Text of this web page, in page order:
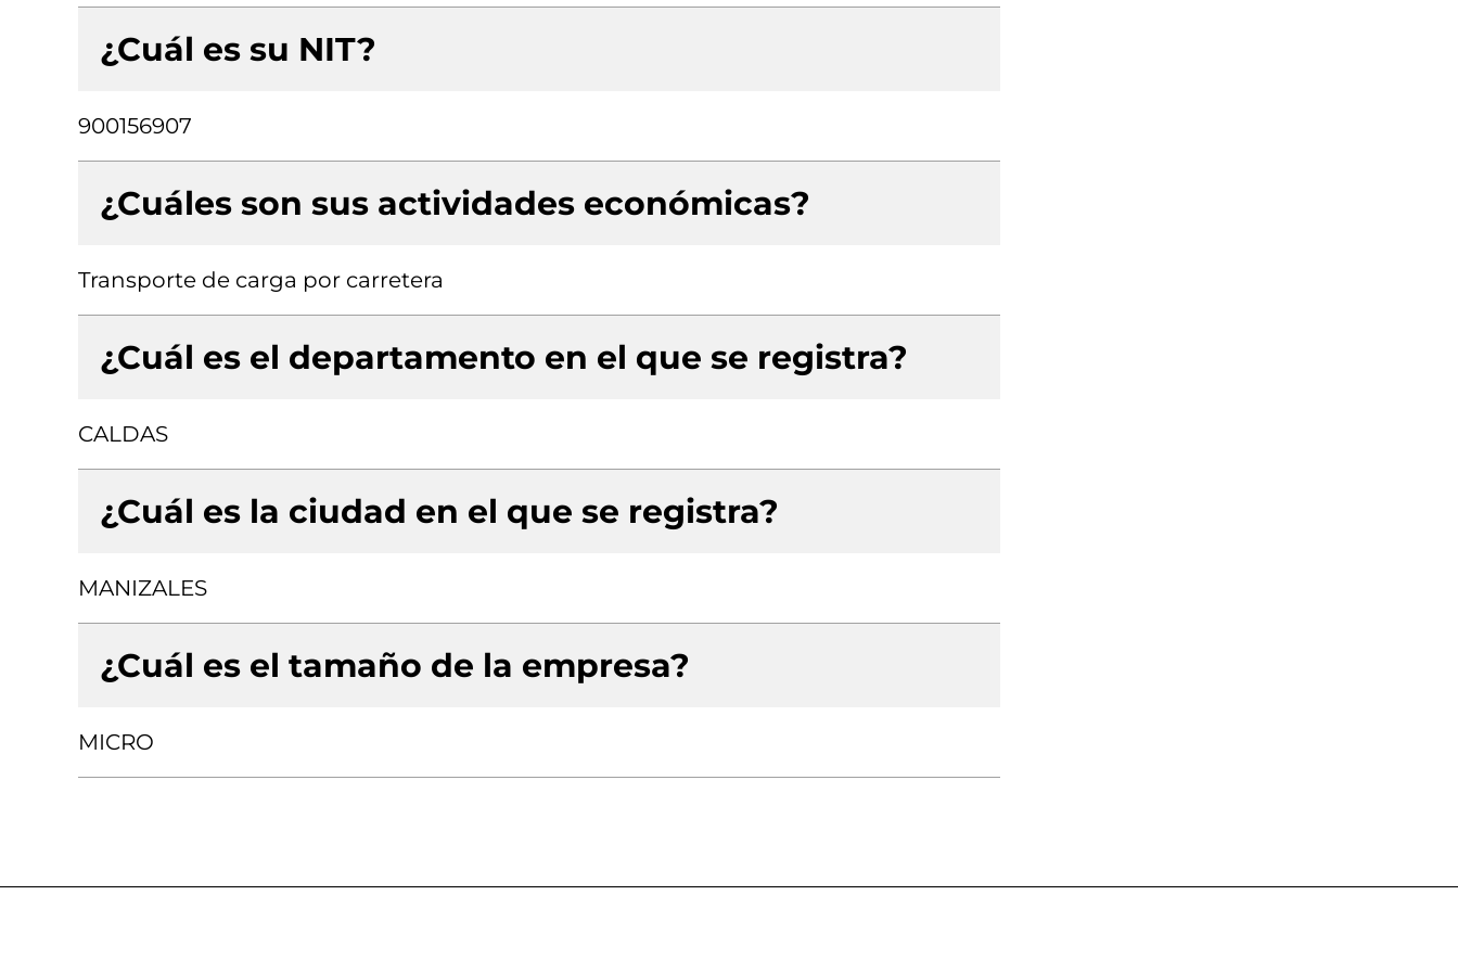
¿Cuál es su NIT?
900156907
¿Cuáles son sus actividades económicas?
Transporte de carga por carretera
¿Cuál es el departamento en el que se registra?
CALDAS
¿Cuál es la ciudad en el que se registra?
MANIZALES
¿Cuál es el tamaño de la empresa?
MICRO